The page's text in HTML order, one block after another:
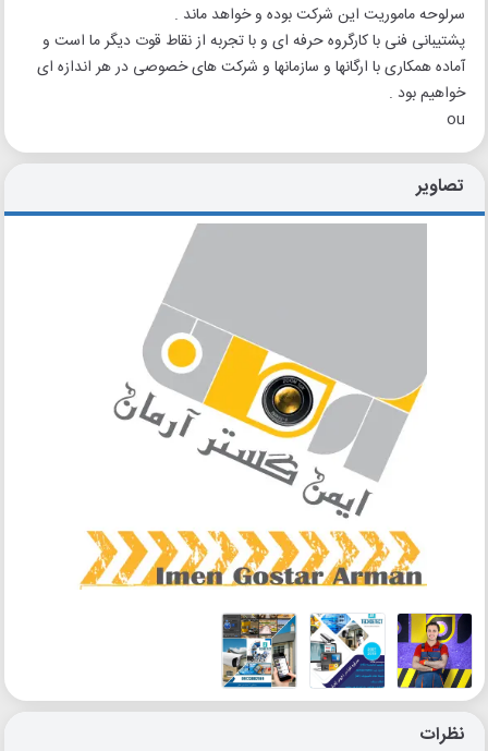
سرلوحه ماموریت این شرکت بوده و خواهد ماند .
پشتیبانی فنی با کارگروه حرفه ای و با تجربه از نقاط قوت دیگر ما است و
آماده همکاری با ارگانها و سازمانها و شرکت های خصوصی در هر اندازه ای
خواهیم بود .
ou
تصاویر
نظرات